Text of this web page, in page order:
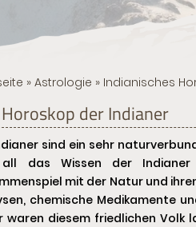
» Astrologie » Indianisches
der Indianer
sind ein sehr
das Wissen der
mit der Natur und
chemische Medikamente
waren diesem friedlichen Volk